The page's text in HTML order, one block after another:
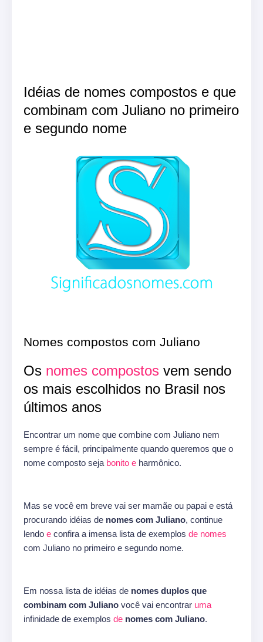
Idéias de nomes compostos e que
combinam com Juliano no primeiro
e segundo nome
Nomes compostos com Juliano
Os nomes compostos vem sendo
os mais escolhidos no Brasil nos
últimos anos
Encontrar um nome que combine com Juliano nem
sempre é fácil, principalmente quando queremos que o
nome composto seja bonito e harmônico.
Mas se você em breve vai ser mamãe ou papai e está
procurando idéias de nomes com Juliano, continue
lendo e confira a imensa lista de exemplos de nomes
com Juliano no primeiro e segundo nome.
Em nossa lista de idéias de nomes duplos que
combinam com Juliano você vai encontrar uma
infinidade de exemplos de nomes com Juliano.